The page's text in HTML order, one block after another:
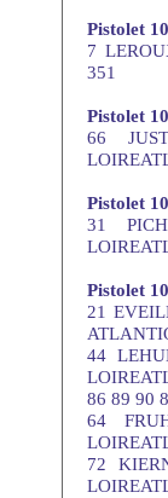
Pistolet
7
351
Pistolet
66
Pistolet
31
Pistolet
21
44
86 89 90
64
72